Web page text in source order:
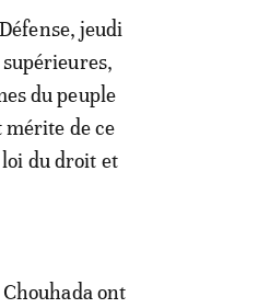
jeudi
du peuple
mérite de ce
du droit et
ont